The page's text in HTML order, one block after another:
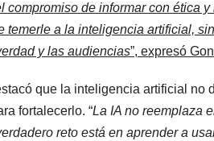
compromiso de informar con ética
temerle a la inteligencia artificial,
y las audiencias”, expresó
que la inteligencia artificial
fortalecerlo. “La IA no reemplaza
reto está en aprender a